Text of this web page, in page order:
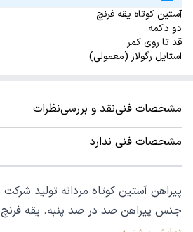
آستین کوتاه یقه فرنچ
دو دکمه
قد تا روی کمر
استایل رگولار (معمولی)
مشخصات فنینقد و بررسینظرات
مشخصات فنی ندارد
پیراهن آستین کوتاه مردانه تولید
جنس پیراهن صد در صد پنبه. یقه